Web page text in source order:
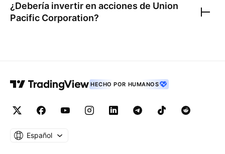
¿Debería invertir en acciones de Union
Pacific Corporation?
HECHO POR HUMANOS
Español